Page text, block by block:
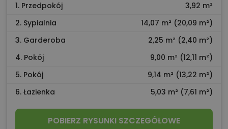
1. Przedpokój
3,92 m²
2. Sypialnia
14,07 m² (20,09 m²)
3. Garderoba
2,25 m² (2,40 m²)
4. Pokój
9,00 m² (12,11 m²)
5. Pokój
9,14 m² (13,22 m²)
6. Łazienka
5,03 m² (7,61 m²)
POBIERZ RYSUNKI SZCZEGÓŁOWE